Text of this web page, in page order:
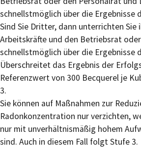
schnellstmöglich über die Ergebnisse
Sind Sie Dritter, dann unterrichten Sie
Arbeitskräfte und den Betriebsrat
schnellstmöglich über die Ergebnisse
Überschreitet das Ergebnis der
Referenzwert von 300 Becquerel je
3.
Sie können auf Maßnahmen zur
Radonkonzentration nur verzichten,
nur mit unverhältnismäßig hohem
sind. Auch in diesem Fall folgt Stufe 3.